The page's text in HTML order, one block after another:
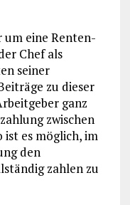
um eine Renten-
Chef als
seiner
zu dieser
ganz
zwischen
ist es möglich, im
den
zahlen zu